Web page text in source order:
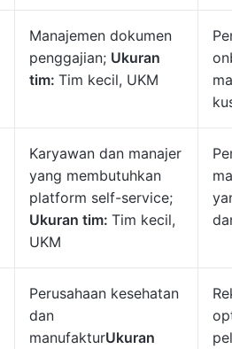
Manajemen dokumen
penggajian; Ukuran
tim: Tim kecil, UKM
Karyawan dan manajer
yang membutuhkan
platform self-service;
Ukuran tim: Tim kecil,
UKM
Perusahaan kesehatan
dan
manufakturUkuran